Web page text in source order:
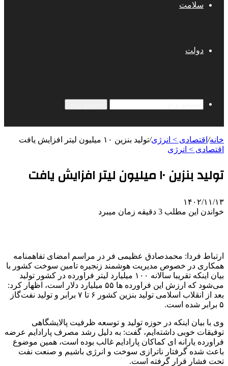
سلامت
دولت
خانه/ اقتصادی > انرژی/تولید بنزین ۱۰ میلیون لیتر افزایش یافت
اقتصادی > انرژی
تولید بنزین ۱۰ میلیون لیتر افزایش یافت
۱۴۰۲/۱۱/۱۳
خواندن این مطلب 3 دقیقه زمان میبرد
ارتباط فردا: محمدصادق عظیمی فر در مراسم امضای تفاهمنامه
همکاری در خصوص مدیریت هوشمند زنجیره تامین‌ سوخت کشور با
بیان اینکه تقریبا سالانه ۱۰۰ میلیارد لیتر فراورده در کشور تولید
می‌شود که ارزش این فراورده ها ۵۵ میلیارد دلار است، اظهار کرد:
بعد از انقلاب اسلامی تولید بنزین کشور ۶ تا ۷ برابر و تولید نفت‌گاز
۵ برابر شده است.
وی با بیان اینکه در حوزه تولید و توسعه ظرفیت پالایشگاهی
توفیقات خوبی داشته‌ایم، گفت: به دلیل رشد مصرف پارادایم عرضه
فراورده یارانه ای کماکان پارادایم غالب بوده است، همین موضوع
باعث شده گرفتار ناترازی سوخت و انرژی باشیم و صنعت نفت
تحت فشار قرار گرفته است.